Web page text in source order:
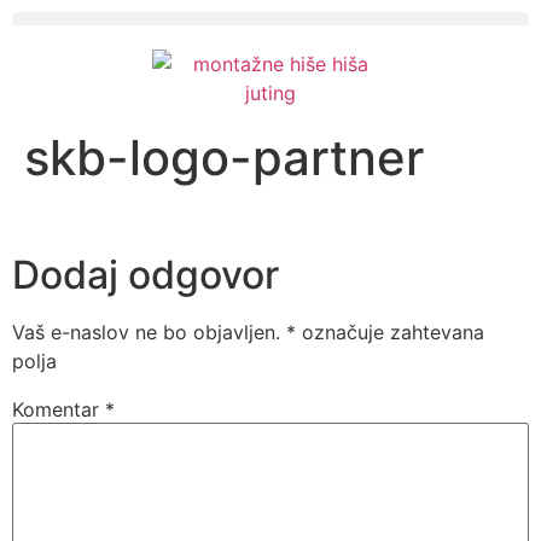
skb-logo-partner
Dodaj odgovor
Vaš e-naslov ne bo objavljen. * označuje zahtevana
polja
Komentar *